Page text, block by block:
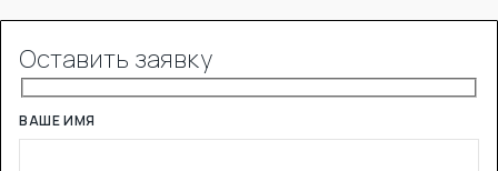
Оставить заявку
ВАШЕ ИМЯ